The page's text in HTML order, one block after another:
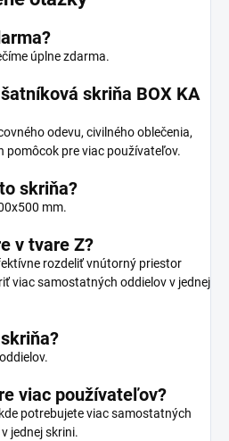
úplne zdarma.
skriňa BOX KA
odevu, civilného oblečenia,
pomôcok pre viac používateľov.
skriňa?
mm.
v tvare Z?
rozdeliť vnútorný priestor
viac samostatných oddielov v jednej
viac používateľov?
potrebujete viac samostatných
jednej skrini.